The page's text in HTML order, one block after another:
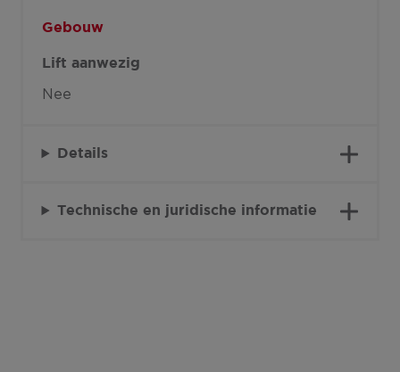
Gebouw
Lift aanwezig
Nee
Details
Technische en juridische informatie